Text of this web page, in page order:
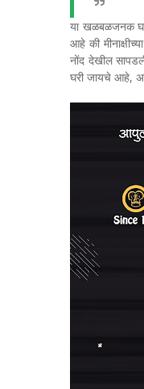
या खळबळजनक
आहे की
नोंद देखील
घरी जायचे आहे,